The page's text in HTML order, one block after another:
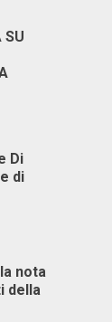
SU
Di
di
nota
della